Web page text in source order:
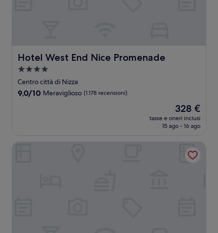
Hotel West End Nice Promenade
Hotel West End Nice Promenade
Struttura
a
4.0
Centro città di Nizza
9.0
9,0/10 Meraviglioso (1.178 recensioni)
Il
prezzo
attuale
328 €
328 €
tasse e oneri inclusi
15 ago - 16 ago